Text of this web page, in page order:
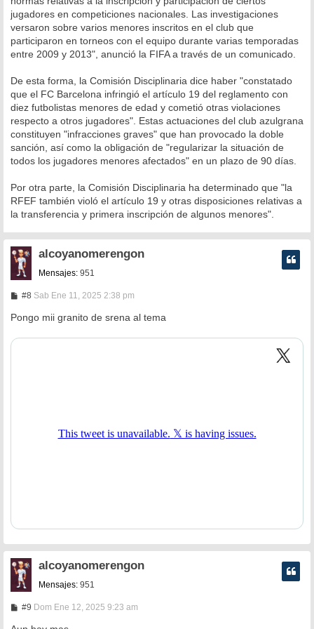
jugadores en competiciones nacionales. Las investigaciones
versaron sobre varios menores inscritos en el club que
participaron en torneos con el equipo durante varias temporadas
entre 2009 y 2013", anunció la FIFA a través de un comunicado.
De esta forma, la Comisión Disciplinaria dice haber "constatado
que el FC Barcelona infringió el artículo 19 del reglamento con
diez futbolistas menores de edad y cometió otras violaciones
respecto a otros jugadores". Estas actuaciones del club azulgrana
constituyen "infracciones graves" que han provocado la doble
sanción, así como la obligación de "regularizar la situación de
todos los jugadores menores afectados" en un plazo de 90 días.
Por otra parte, la Comisión Disciplinaria ha determinado que "la
RFEF también violó el artículo 19 y otras disposiciones relativas a
la transferencia y primera inscripción de algunos menores".
alcoyanomerengon
Mensajes: 951
#8M
n
s
Sab Ene 11, 2025 2:38 pm
Pongo mii granito de srena al tema
alcoyanomerengon
Mensajes: 951
#9M
n
Dom Ene 12, 2025 9:23 am